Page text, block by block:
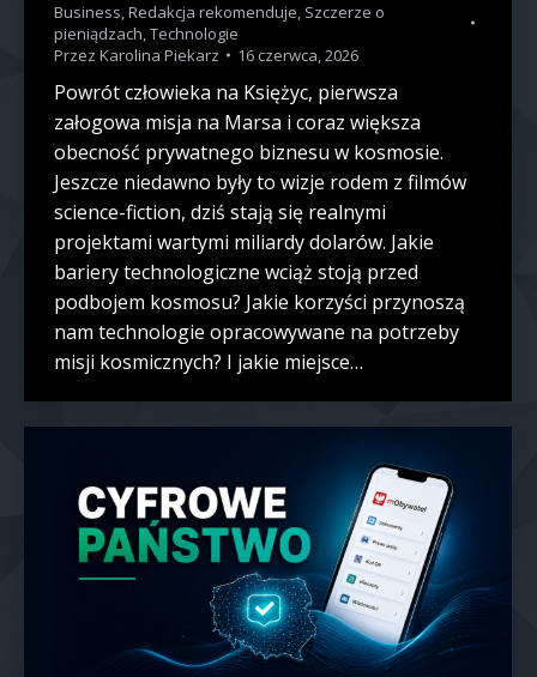
Business,Redakcja rekomenduje, Szczerze o
pieniądzach,Technologie
Przez Karolina Piekarz 16 czerwca, 2026
Powrót człowieka na Księżyc, pierwsza
załogowa misja na Marsa i coraz większa
obecność prywatnego biznesu w kosmosie.
Jeszcze niedawno były to wizje rodem z filmów
science-fiction, dziś stają się realnymi
projektami wartymi miliardy dolarów. Jakie
bariery technologiczne wciąż stoją przed
podbojem kosmosu? Jakie korzyści przynoszą
nam technologie opracowywane na potrzeby
misji kosmicznych? I jakie miejsce…